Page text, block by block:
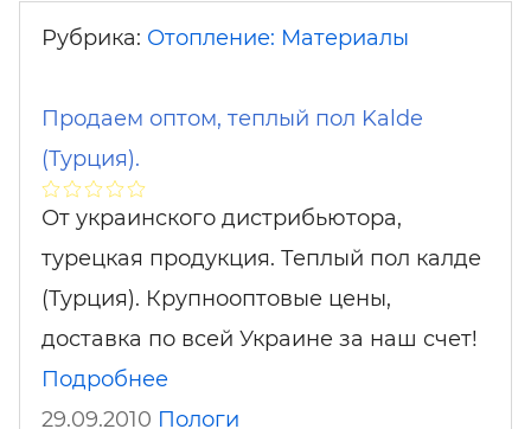
Рубрика: Отопление: Материалы
Продаем оптом, теплый пол Kalde
(Турция).
От украинского дистрибьютора,
турецкая продукция. Теплый пол калде
(Турция). Крупнооптовые цены,
доставка по всей Украине за наш счет!
Подробнее
29.09.2010 Пологи